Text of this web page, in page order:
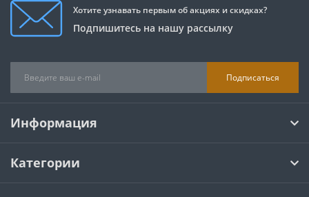
Хотите узнавать первым об акциях и скидках?
Подпишитесь на нашу рассылку
Подписаться
Информация
Категории